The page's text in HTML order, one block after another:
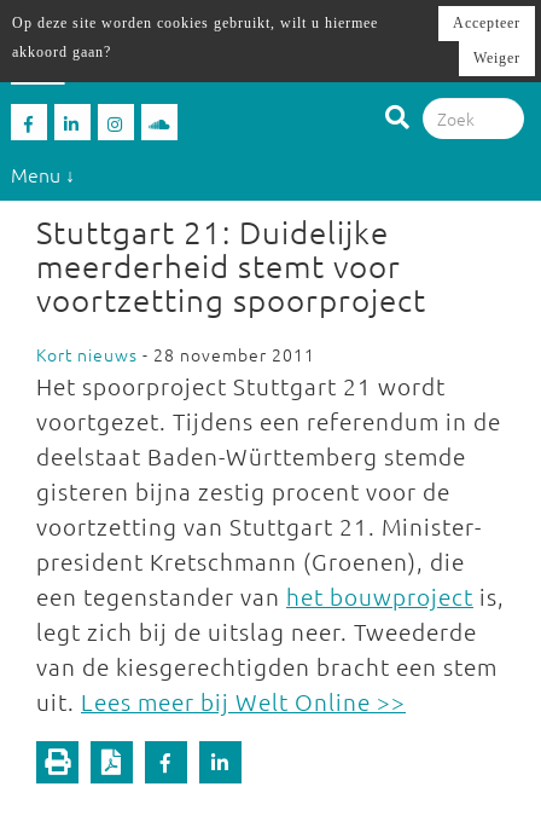
Menu ↓
Stuttgart 21: Duidelijke
meerderheid stemt voor
voortzetting spoorproject
Kort nieuws - 28 november 2011
Het spoorproject Stuttgart 21 wordt
voortgezet. Tijdens een referendum in de
deelstaat Baden-Württemberg stemde
gisteren bijna zestig procent voor de
voortzetting van Stuttgart 21. Minister-
president Kretschmann (Groenen), die
een tegenstander van het bouwproject is,
legt zich bij de uitslag neer. Tweederde
van de kiesgerechtigden bracht een stem
uit. Lees meer bij Welt Online >>
Op deze site worden cookies gebruikt, wilt u hiermee
akkoord gaan?
Accepteer
Weiger